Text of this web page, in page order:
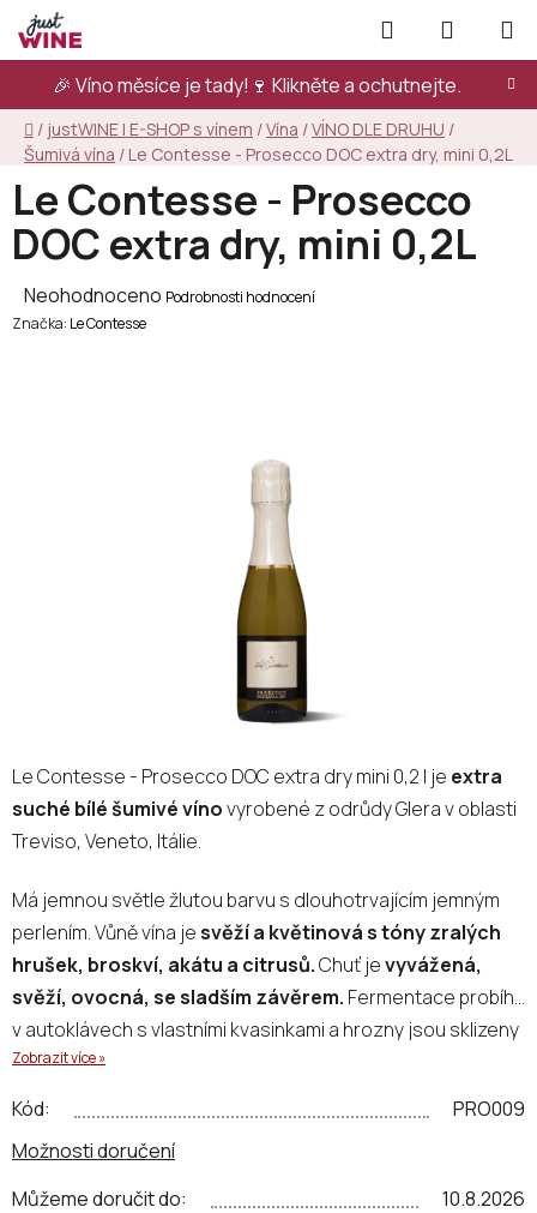
Přejít
na
obsah
🎉 Víno měsíce je tady!🍷 Klikněte a ochutnejte.
Hledat
KOŠÍK
Domů
/ justWINE | E-SHOP s vínem /Vína /VÍNO DLE DRUHU /
Šumivá vína / Le Contesse - Prosecco DOC extra dry, mini 0,2L
Le Contesse - Prosecco DOC extra dry mini 0,2 l je extra
suché bílé šumivé vínovyrobené z odrůdy Glera v oblasti
Treviso, Veneto, Itálie.
Má jemnou světle žlutou barvu s dlouhotrvajícím jemným
perlením. Vůně vína jesvěží a květinová s tóny zralých
hrušek, broskví, akátu a citrusů.Chuť jevyvážená,
svěží, ovocná, se sladším závěrem. Fermentace probíhá
v autoklávech s vlastními kvasinkami a hrozny jsou sklizeny
ručně.
Zobrazit více »
Můžeme doručit do: 10.8.2026
Možnosti doručení
Kód: PRO009
Le Contesse - Prosecco
DOC extra dry, mini 0,2L
Průměrné
hodnocení
Neohodnoceno Podrobnosti hodnocení
Značka: Le Contesse